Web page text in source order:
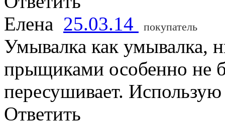
Елена 25.03.14 покупатель
Умывалка как умывалка,
прыщиками особенно не
пересушивает.
Ответить